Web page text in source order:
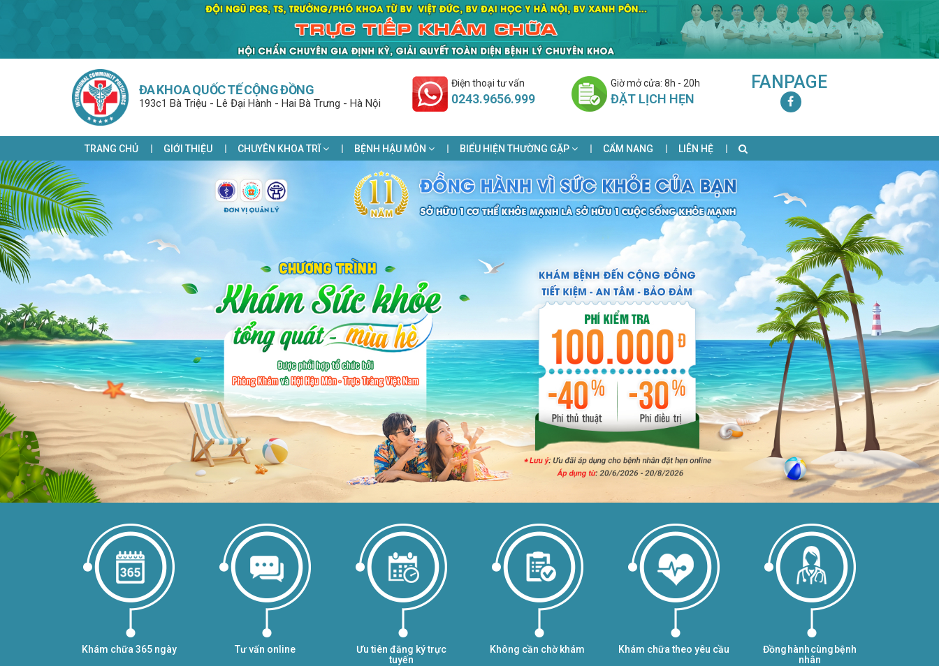
ĐA KHOA QUỐC TẾ CỘNG ĐỒNG
193c1 Bà Triệu - Lê Đại Hành - Hai Bà Trưng - Hà Nội
Điện thoại tư vấn
0243.9656.999
Giờ mở cửa: 8h - 20h
ĐẶT LỊCH HẸN
FANPAGE
TRANG CHỦ GIỚI THIỆU CHUYÊN KHOA TRĨ BỆNH HẬU MÔN BIỂU HIỆN THƯỜNG GẶP CẨM NANG LIÊN HỆ
Khám chữa 365 ngày Tư vấn online
Ưu tiên đăng ký trực
tuyến
Không cần chờ khám Khám chữa theo yêu cầu
Đồng hành cùng bệnh
nhân